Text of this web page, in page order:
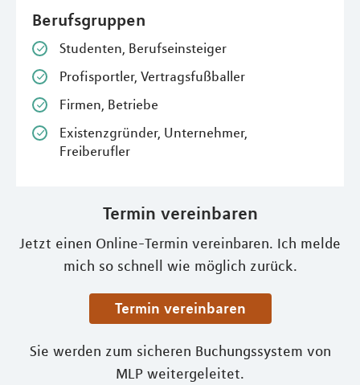
Berufsgruppen
Studenten, Berufseinsteiger
Profisportler, Vertragsfußballer
Firmen, Betriebe
Existenzgründer, Unternehmer,
Freiberufler
Termin vereinbaren
Jetzt einen Online-Termin vereinbaren. Ich melde
mich so schnell wie möglich zurück.
Termin vereinbaren
Sie werden zum sicheren Buchungssystem von
MLP weitergeleitet.